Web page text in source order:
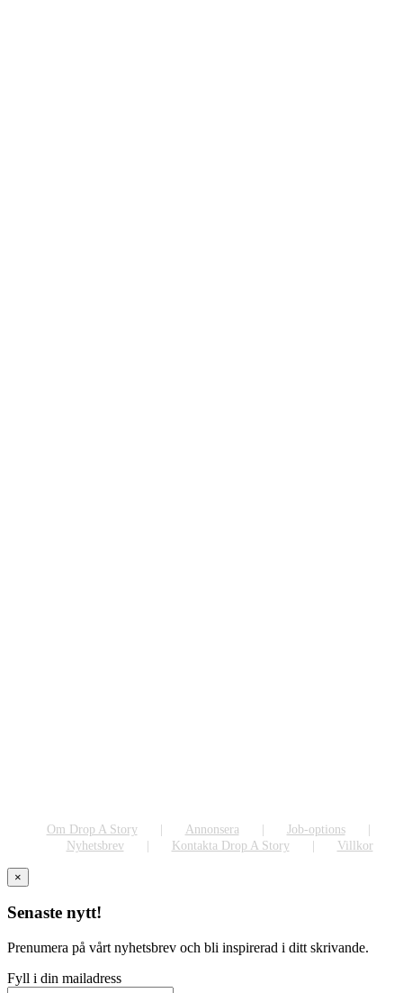
Om Drop A Story Annonsera
Job-options
Nyhetsbrev
Kontakta Drop A Story Villkor
×
Senaste nytt!
Prenumera på vårt nyhetsbrev och bli inspirerad i ditt skrivande.
Fyll i din mailadress